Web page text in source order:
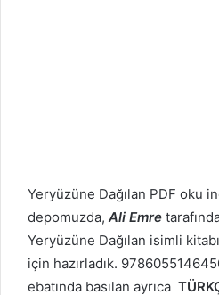
Yeryüzüne Dağılan PDF oku
depomuzda, Ali Emre
Yeryüzüne Dağılan isimli
için hazırladık.
ebatında basılan ayrıca